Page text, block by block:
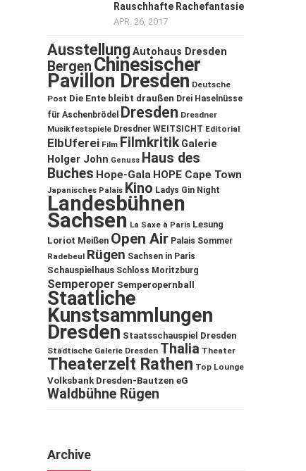
Rauschhafte Rachefantasie
APR. 26, 2017
Ausstellung Autohaus Dresden
Bergen Chinesischer
Pavillon Dresden Deutsche
Post Die Ente bleibt draußen Drei Haselnüsse
für Aschenbrödel
Dresden Dresdner
Musikfestspiele Dresdner WEITSICHT Editorial
ElbUferei Film Filmkritik Galerie
Holger John Genuss Haus des
Buches Hope-Gala HOPE Cape Town
Japanisches Palais Kino Ladys Gin Night
Landesbühnen
Sachsen La Saxe à Paris Lesung
Loriot Meißen Open Air Palais Sommer
Radebeul Rügen Sachsen in Paris
Schauspielhaus Schloss Moritzburg
Semperoper Semperopernball
Staatliche
Kunstsammlungen
Dresden Staatsschauspiel Dresden
Städtische Galerie Dresden Thalia Theater
Theaterzelt Rathen Top Lounge
Volksbank Dresden-Bautzen eG
Waldbühne Rügen
Archive